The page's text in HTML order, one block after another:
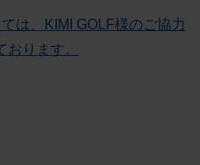
は、KIMI GOLF様のご協力
おります。